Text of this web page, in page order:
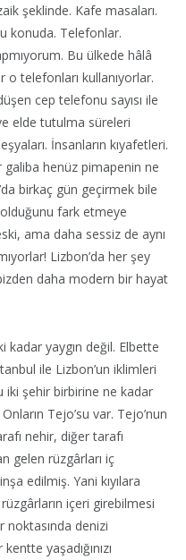
şeklinde. Kafe masaları.
konuda. Telefonlar.
Bu ülkede hâlâ
telefonları kullanıyorlar.
cep telefonu sayısı ile
elde tutulma süreleri
İnsanların kıyafetleri.
henüz pimapenin ne
birkaç gün geçirmek bile
fark etmeye
ama daha sessiz de aynı
Lizbon’da her şey
daha modern bir hayat
kadar yaygın değil. Elbette
ile Lizbon’un iklimleri
iki şehir birbirine ne kadar
Tejo’su var. Tejo’nun
nehir, diğer tarafı
gelen rüzgârları iç
edilmiş. Yani kıyılara
içeri girebilmesi
noktasında denizi
yaşadığınızı